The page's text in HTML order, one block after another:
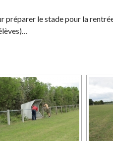
préparer le stade pour la